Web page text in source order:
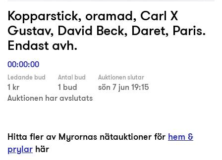
Kopparstick, oramad, Carl X
Gustav, David Beck, Daret, Paris.
Endast avh.
00:00:00
Ledande bud
1 kr
Antal bud
1 bud
Auktionen slutar
sön 7 jun 19:15
Auktionen har avslutats
Hitta fler av Myrornas nätauktioner för hem &
prylar här